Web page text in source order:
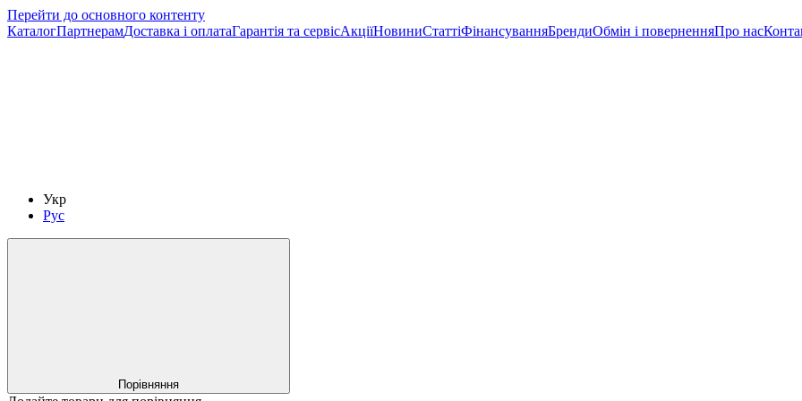
Перейти до основного контенту
КаталогПартнерамДоставка і оплатаГарантія та сервісАкціїНовиниСтаттіФінансуванняБрендиОбмін і поверненняПро нас
Укр
Рус
Порівняння